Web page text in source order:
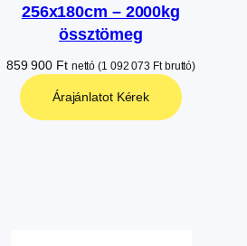
256x180cm – 2000kg
össztömeg
859 900 Ft nettó (1 092 073 Ftbruttó)
Árajánlatot Kérek